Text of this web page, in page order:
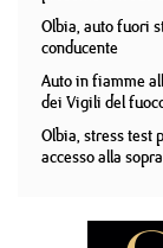
Olbia, auto fuori
conducente
Auto in fiamme
dei Vigili del
Olbia, stress test
accesso alla